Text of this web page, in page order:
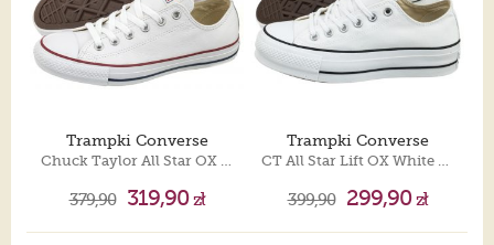
Trampki Converse
Chuck Taylor All Star OX 132173C
379,90 319,90zł
Trampki Converse
CT All Star Lift OX White 560251C
399,90 299,90zł